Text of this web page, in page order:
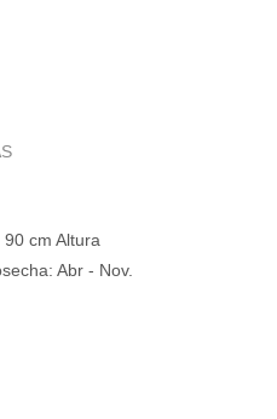
cm Altura
Abr - Nov.